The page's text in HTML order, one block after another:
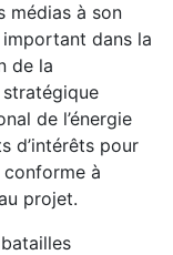
médias à son
important dans la
de la
de l’énergie
d’intérêts pour
à
projet.